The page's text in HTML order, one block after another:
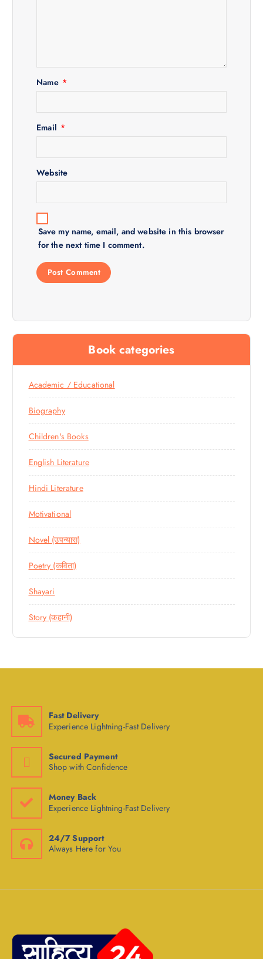
Name *
Email *
Website
Save my name, email, and website in this browser
for the next time I comment.
Book categories
Academic / Educational
Biography
Children's Books
English Literature
Hindi Literature
Motivational
Novel (उपन्यास)
Poetry (कविता)
Shayari
Story (कहानी)
Fast Delivery
Experience Lightning-Fast Delivery
Secured Payment
Shop with Confidence
Money Back
Experience Lightning-Fast Delivery
24/7 Support
Always Here for You